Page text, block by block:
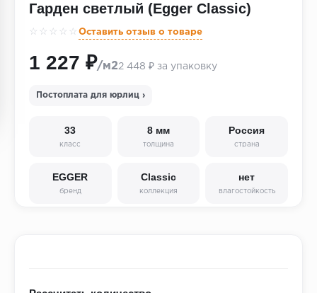
Гарден светлый (Egger Classic)
☆☆☆☆☆ Оставить отзыв о товаре
1 227 ₽/м22 448 ₽ за упаковку
Постоплата для юрлиц ›
33
класс
8 мм
толщина
Россия
страна
EGGER
бренд
Classic
коллекция
нет
влагостойкость